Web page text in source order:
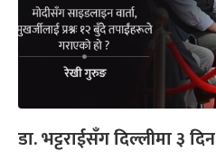
डा. भट्टराईसँग दिल्लीमा ३ दिन